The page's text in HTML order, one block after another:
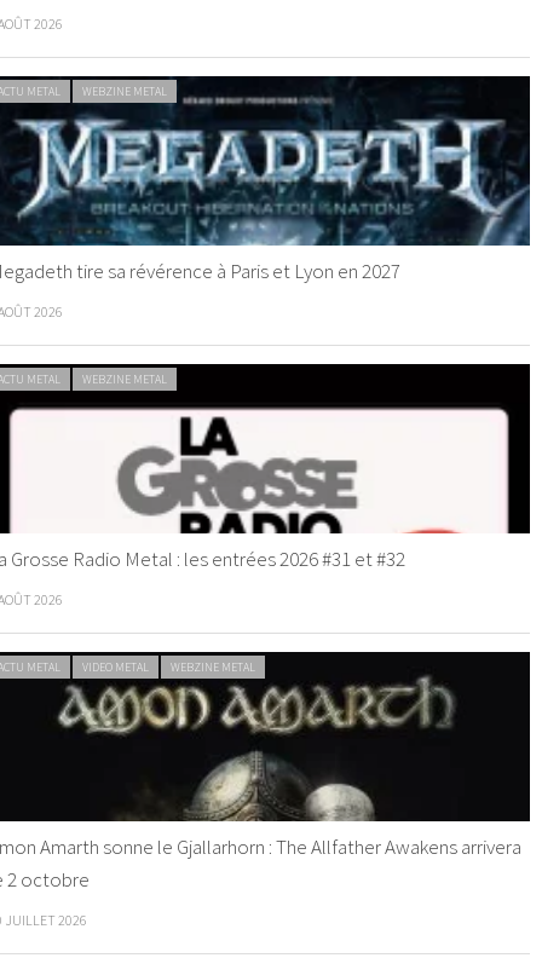
2026
METAL WEBZINE METAL
tire sa révérence à Paris et Lyon en 2027
2026
METAL WEBZINE METAL
Grosse Radio Metal : les entrées 2026 #31 et #32
2026
METAL VIDEO METAL WEBZINE METAL
Amarth sonne le Gjallarhorn : The Allfather Awakens arrivera
2 octobre
JUILLET 2026